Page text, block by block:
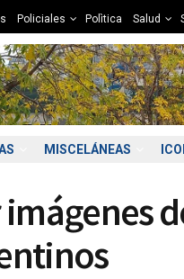
Policiales Polìtica Salud
MISCELÁNEAS